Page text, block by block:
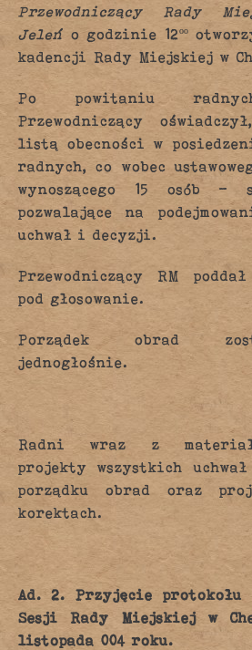
Przewodniczący Rady
Jeleń o godzinie 12ºº
kadencji Rady Miejskiej w
Po powitaniu
Przewodniczący
listą obecności w
radnych, co wobec
wynoszącego 15 osób –
pozwalające na
uchwał i decyzji.
Przewodniczący RM
pod głosowanie.
Porządek obrad
jednogłośnie.
Radni wraz z
projekty wszystkich
porządku obrad oraz
korektach.
Ad. 2. Przyjęcie
Sesji Rady Miejskiej w
listopada 004 roku.